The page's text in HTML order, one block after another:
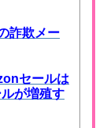
詐欺メー
セールは
が増殖す